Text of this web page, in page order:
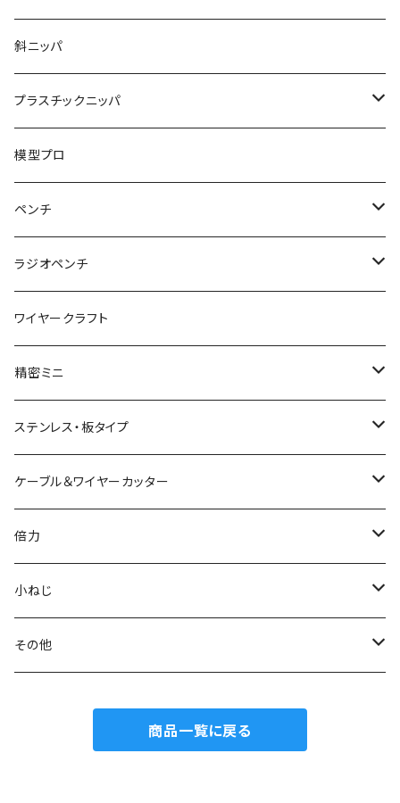
くちプラ用替えくわえ部
ハンマープライヤー用
グリップ
丸ペンチ
平ペンチ
ナイロンジョープライヤー
強力ニッパ
かるいニッパ
新サイズ強力ニッパ
パワーニッパ
ピアノ線強力ニッパ
結束バンド2WAYニッパ
結束バンドひっぱりニッパ
電工Fニッパ
電工パワーニッパ
模型プロ ニッパ
ミニマイクロニッパ
マイクロニッパ
斜ニッパ
プラスチックニッパ
プラスチックニッパ
かるいプラスチックニッパ
ミニプラスチックニッパ
マイクロプラスチックニッパ
模型プロ 片刃プラニッパ
片刃プラニッパ
ハイプラスチックニッパ
スリムプラスチックニッパ
斜プラスチックニッパ
エッジプラスチックニッパ
ステンレス、板タイププラスチックニッパ
模型プロ
ペンチ
ペンチ
かるいペンチ
新サイズペンチ
かるいパワーペンチ
電工パワーペンチ
ラジオペンチ
ラジオペンチ
かるいラジオペンチ
新サイズラジオペンチ
マイクロラジオペンチ
ニードルノーズプライヤー
リードペンチ
ステンレス製ラジオペンチ
万能ラジオペンチ
ワイヤークラフト
精密ミニ
ミニマイクロニッパ
ミニプラスチックニッパ
エッジニッパ
ニードルノーズプライヤー
ミニリードペンチ
チェーンノーズプライヤー
ステンレス・板タイプ
ニッパ
プラスチックニッパ
ラジオペンチ
リードペンチ
ケーブル＆ワイヤーカッター
電工Fペンチ
ケーブルカッター
ワイヤーカッター
倍力
グリーンシリーズ
ジュエリーカッター
小ねじ
トラスねじバイス
小ねじプライヤー
その他
カートリッジレンチ
商品一覧に戻る